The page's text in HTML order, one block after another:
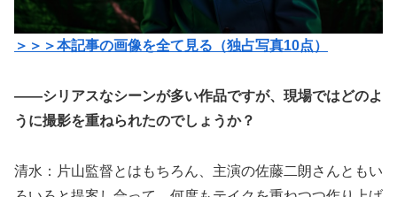
＞＞＞本記事の画像を全て見る（独占写真10点）
――シリアスなシーンが多い作品ですが、現場ではどのよ
うに撮影を重ねられたのでしょうか？
清水：片山監督とはもちろん、主演の佐藤二朗さんともい